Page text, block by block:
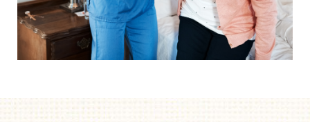
uw aanvraag en wij helpen u op weg. Zonder dat iets
moet en zonder directe verplichtingen.
Als u er over nadenkt om een speciaal zorgbed te gaan
zorgbed langer thuis kunnen blijven wonen. De